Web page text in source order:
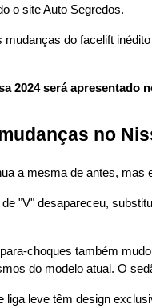
o site Auto Segredos.
mudanças do facelift
2024 será apresentado
no
a mesma de antes,
"V" desapareceu,
choques também
do modelo atual. O
liga leve têm design